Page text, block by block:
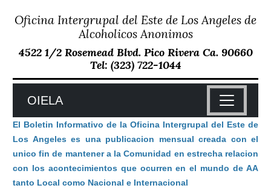
Skip
Oficina Intergrupal del Este de Los Angeles de
Alcoholicos Anonimos
4522 1/2 Rosemead Blvd. Pico Rivera Ca. 90660
Tel: (323) 722-1044
OIELA
El Boletin Informativo de la Oficina Intergrupal del Este de
Los Angeles es una publicacion mensual creada con el
unico fin de mantener a la Comunidad en estrecha relacion
con los acontecimientos que ocurren en el mundo de AA
tanto Local como Nacional e Internacional